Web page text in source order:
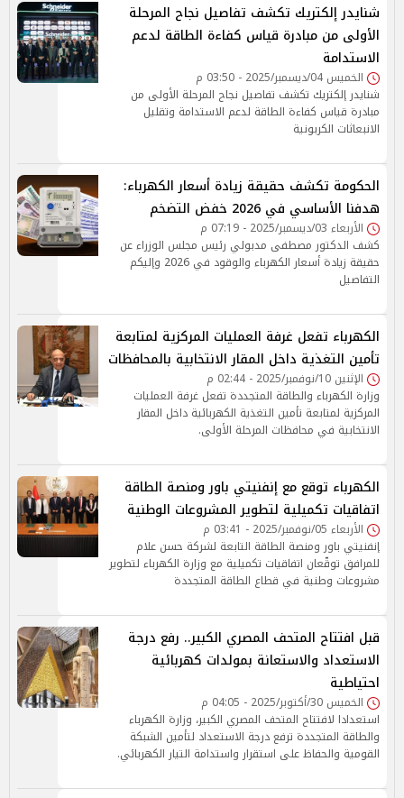
شنايدر إلكتريك تكشف تفاصيل نجاح المرحلة
الأولى من مبادرة قياس كفاءة الطاقة لدعم
الاستدامة
الخميس 04/ديسمبر/2025 - 03:50 م
شنايدر إلكتريك تكشف تفاصيل نجاح المرحلة الأولى من
مبادرة قياس كفاءة الطاقة لدعم الاستدامة وتقليل
الانبعاثات الكربونية
الحكومة تكشف حقيقة زيادة أسعار الكهرباء:
هدفنا الأساسي في 2026 خفض التضخم
الأربعاء 03/ديسمبر/2025 - 07:19 م
كشف الدكتور مصطفى مدبولي رئيس مجلس الوزراء عن
حقيقة زيادة أسعار الكهرباء والوقود في 2026 وإليكم
التفاصيل
الكهرباء تفعل غرفة العمليات المركزية لمتابعة
تأمين التغذية داخل المقار الانتخابية بالمحافظات
الإثنين 10/نوفمبر/2025 - 02:44 م
وزارة الكهرباء والطاقة المتجددة تفعل غرفة العمليات
المركزية لمتابعة تأمين التغذية الكهربائية داخل المقار
الانتخابية في محافظات المرحلة الأولى.
الكهرباء توقع مع إنفنيتي باور ومنصة الطاقة
اتفاقيات تكميلية لتطوير المشروعات الوطنية
الأربعاء 05/نوفمبر/2025 - 03:41 م
إنفنيتي باور ومنصة الطاقة التابعة لشركة حسن علام
للمرافق توقّعان اتفاقيات تكميلية مع وزارة الكهرباء لتطوير
مشروعات وطنية في قطاع الطاقة المتجددة
قبل افتتاح المتحف المصري الكبير.. رفع درجة
الاستعداد والاستعانة بمولدات كهربائية
احتياطية
الخميس 30/أكتوبر/2025 - 04:05 م
استعدادا لافتتاح المتحف المصري الكبير، وزارة الكهرباء
والطاقة المتجددة ترفع درجة الاستعداد لتأمين الشبكة
القومية والحفاظ على استقرار واستدامة التيار الكهربائي.